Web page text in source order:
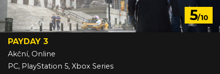
5/10
PAYDAY 3
Akční, Online
PC, PlayStation 5, Xbox Series